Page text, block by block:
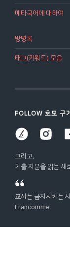
메타국어에 대하여
방명록
태그(키워드) 모음
FOLLOW 호모 구
그리고,
기출 지문을 읽는 새
교사는 금지시키는
Francomme